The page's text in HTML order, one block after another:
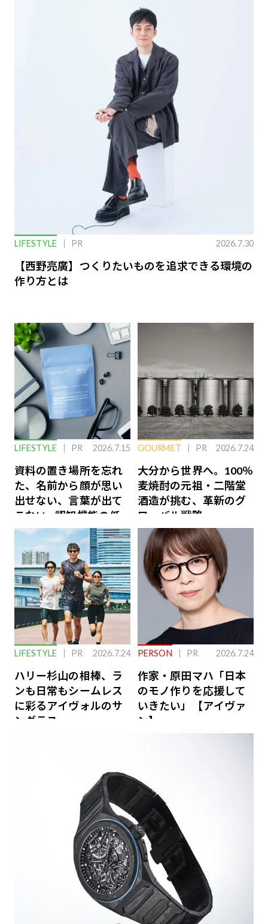
LIFESTYLE PR 2026.7.30
【西野亮廣】つくりたいものを追求できる環境の
作り方とは
LIFESTYLE PR 2026.7.15
資料の置き場所を忘れ
た、名前から顔が思い
出せない、言葉が出て
こない…認知機能の低
下を救う、脳のインナ
ーケアとは
GOURMET PR 2026.7.24
大分から世界へ。100％
麦焼酎の元祖・二階堂
酒造が挑む、革新のグ
ローバル戦略
LIFESTYLE PR 2026.7.24
ハリー杉山の相棒、ラ
ンも日常もシームレス
に彩るアイヴォルのサ
ングラス
PERSON PR 2026.7.24
作家・原田マハ「日本
のモノ作りを応援して
いきたい」【アイヴァ
ン】